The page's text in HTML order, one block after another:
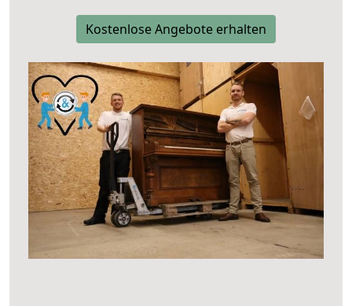
Kostenlose Angebote erhalten